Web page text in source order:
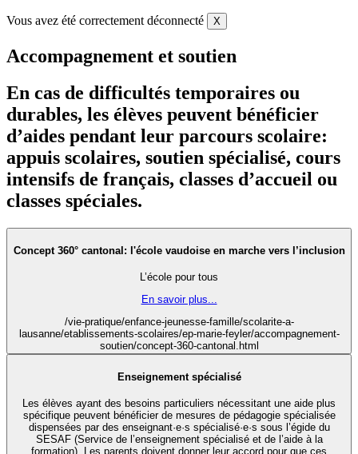
Vous avez été correctement déconnecté X
Accompagnement et soutien
En cas de difficultés temporaires ou
durables, les élèves peuvent bénéficier
d’aides pendant leur parcours scolaire:
appuis scolaires, soutien spécialisé, cours
intensifs de français, classes d’accueil ou
classes spéciales.
Concept 360° cantonal: l'école vaudoise en marche vers l’inclusion
L’école pour tous
En savoir plus...
/vie-pratique/enfance-jeunesse-famille/scolarite-a-
lausanne/etablissements-scolaires/ep-marie-feyler/accompagnement-
soutien/concept-360-cantonal.html
Enseignement spécialisé
Les élèves ayant des besoins particuliers nécessitant une aide plus
spécifique peuvent bénéficier de mesures de pédagogie spécialisée
dispensées par des enseignant·e·s spécialisé·e·s sous l’égide du
SESAF (Service de l’enseignement spécialisé et de l’aide à la
formation). Les parents doivent donner leur accord pour que ces